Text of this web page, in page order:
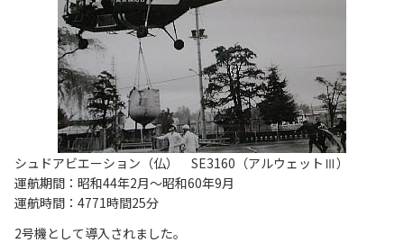
シュドアビエーション（仏） SE3160（アルウェットⅢ）
運航期間：昭和44年2月～昭和60年9月
運航時間：4771時間25分
2号機として導入されました。